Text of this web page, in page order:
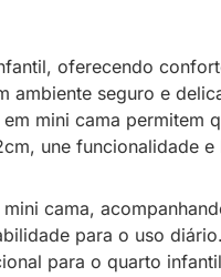
oferecendo
ambiente seguro e
mini cama permitem
une funcionalidade
cama,
para o uso
para o quarto